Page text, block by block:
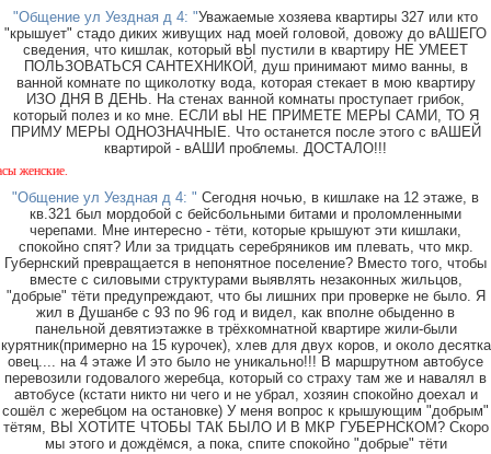
"Общение ул Уездная д 4: "Уважаемые хозяева квартиры 327 или кто
"крышует" стадо диких живущих над моей головой, довожу до вАШЕГО
сведения, что кишлак, который вЫ пустили в квартиру НЕ УМЕЕТ
ПОЛЬЗОВАТЬСЯ САНТЕХНИКОЙ, душ принимают мимо ванны, в
ванной комнате по щиколотку вода, которая стекает в мою квартиру
ИЗО ДНЯ В ДЕНЬ. На стенах ванной комнаты проступает грибок,
который полез и ко мне. ЕСЛИ вЫ НЕ ПРИМЕТЕ МЕРЫ САМИ, ТО Я
ПРИМУ МЕРЫ ОДНОЗНАЧНЫЕ. Что останется после этого с вАШЕЙ
квартирой - вАШИ проблемы. ДОСТАЛО!!!
"Общение ул Уездная д 4: " Сегодня ночью, в кишлаке на 12 этаже, в
кв.321 был мордобой с бейсбольными битами и проломленными
черепами. Мне интересно - тёти, которые крышуют эти кишлаки,
спокойно спят? Или за тридцать серебряников им плевать, что мкр.
Губернский превращается в непонятное поселение? Вместо того, чтобы
вместе с силовыми структурами выявлять незаконных жильцов,
"добрые" тёти предупреждают, что бы лишних при проверке не было. Я
жил в Душанбе с 93 по 96 год и видел, как вполне обыденно в
панельной девятиэтажке в трёхкомнатной квартире жили-были
курятник(примерно на 15 курочек), хлев для двух коров, и около десятка
овец.... на 4 этаже И это было не уникально!!! В маршрутном автобусе
перевозили годовалого жеребца, который со страху там же и навалял в
автобусе (кстати никто ни чего и не убрал, хозяин спокойно доехал и
сошёл с жеребцом на остановке) У меня вопрос к крышующим "добрым"
тётям, ВЫ ХОТИТЕ ЧТОБЫ ТАК БЫЛО И В МКР ГУБЕРНСКОМ? Скоро
мы этого и дождёмся, а пока, спите спокойно "добрые" тёти